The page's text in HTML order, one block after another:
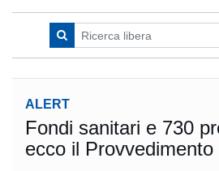
ALERT
Fondi sanitari e 730
ecco il Provvedimento